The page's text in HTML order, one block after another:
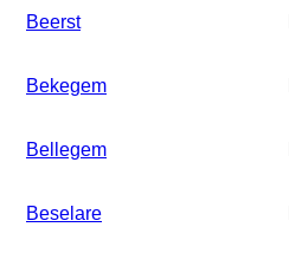
Beerst
Bekegem
Bellegem
Beselare